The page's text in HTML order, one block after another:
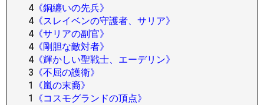
4 《銅纏いの先兵》
4 《スレイベンの守護者、サリア》
4 《サリアの副官》
4 《剛胆な敵対者》
4 《輝かしい聖戦士、エーデリン》
3 《不屈の護衛》
1
《嵐の末裔》
1
《コスモグランドの頂点》